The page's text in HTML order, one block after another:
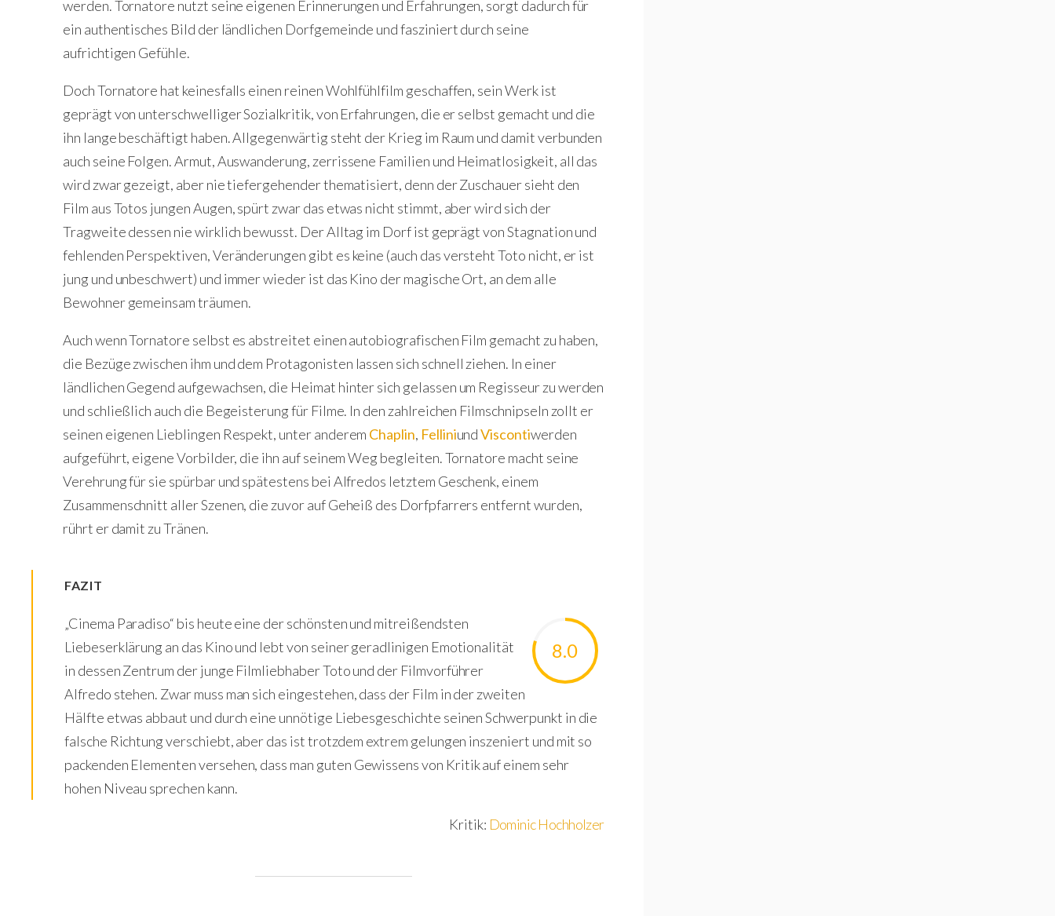
werden. Tornatore nutzt seine eigenen Erinnerungen und Erfahrungen, sorgt dadurch für
ein authentisches Bild der ländlichen Dorfgemeinde und fasziniert durch seine
aufrichtigen Gefühle.
Doch Tornatore hat keinesfalls einen reinen Wohlfühlfilm geschaffen, sein Werk ist
geprägt von unterschwelliger Sozialkritik, von Erfahrungen, die er selbst gemacht und die
ihn lange beschäftigt haben. Allgegenwärtig steht der Krieg im Raum und damit verbunden
auch seine Folgen. Armut, Auswanderung, zerrissene Familien und Heimatlosigkeit, all das
wird zwar gezeigt, aber nie tiefergehender thematisiert, denn der Zuschauer sieht den
Film aus Totos jungen Augen, spürt zwar das etwas nicht stimmt, aber wird sich der
Tragweite dessen nie wirklich bewusst. Der Alltag im Dorf ist geprägt von Stagnation und
fehlenden Perspektiven, Veränderungen gibt es keine (auch das versteht Toto nicht, er ist
jung und unbeschwert) und immer wieder ist das Kino der magische Ort, an dem alle
Bewohner gemeinsam träumen.
Auch wenn Tornatore selbst es abstreitet einen autobiografischen Film gemacht zu haben,
die Bezüge zwischen ihm und dem Protagonisten lassen sich schnell ziehen. In einer
ländlichen Gegend aufgewachsen, die Heimat hinter sich gelassen um Regisseur zu werden
und schließlich auch die Begeisterung für Filme. In den zahlreichen Filmschnipseln zollt er
seinen eigenen Lieblingen Respekt, unter anderem Chaplin, FelliniundViscontiwerden
aufgeführt, eigene Vorbilder, die ihn auf seinem Weg begleiten. Tornatore macht seine
Verehrung für sie spürbar und spätestens bei Alfredos letztem Geschenk, einem
Zusammenschnitt aller Szenen, die zuvor auf Geheiß des Dorfpfarrers entfernt wurden,
rührt er damit zu Tränen.
FAZIT
8.0
„Cinema Paradiso“ bis heute eine der schönsten und mitreißendsten
Liebeserklärung an das Kino und lebt von seiner geradlinigen Emotionalität
in dessen Zentrum der junge Filmliebhaber Toto und der Filmvorführer
Alfredo stehen. Zwar muss man sich eingestehen, dass der Film in der zweiten
Hälfte etwas abbaut und durch eine unnötige Liebesgeschichte seinen Schwerpunkt in die
falsche Richtung verschiebt, aber das ist trotzdem extrem gelungen inszeniert und mit so
packenden Elementen versehen, dass man guten Gewissens von Kritik auf einem sehr
hohen Niveau sprechen kann.
Kritik: Dominic Hochholzer